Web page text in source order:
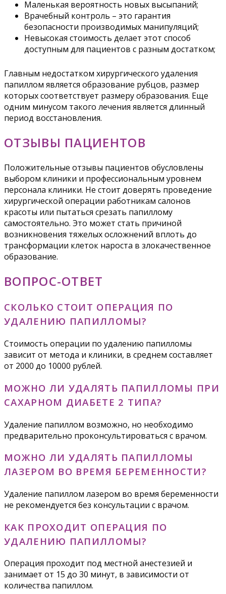
Маленькая вероятность новых высыпаний;
Врачебный контроль – это гарантия
безопасности производимых манипуляций;
Невысокая стоимость делает этот способ
доступным для пациентов с разным достатком;
Главным недостатком хирургического удаления
папиллом является образование рубцов, размер
которых соответствует размеру образования. Еще
одним минусом такого лечения является длинный
период восстановления.
ОТЗЫВЫ ПАЦИЕНТОВ
Положительные отзывы пациентов обусловлены
выбором клиники и профессиональным уровнем
персонала клиники. Не стоит доверять проведение
хирургической операции работникам салонов
красоты или пытаться срезать папиллому
самостоятельно. Это может стать причиной
возникновения тяжелых осложнений вплоть до
трансформации клеток нароста в злокачественное
образование.
ВОПРОС-ОТВЕТ
СКОЛЬКО СТОИТ ОПЕРАЦИЯ ПО
УДАЛЕНИЮ ПАПИЛЛОМЫ?
Стоимость операции по удалению папилломы
зависит от метода и клиники, в среднем составляет
от 2000 до 10000 рублей.
МОЖНО ЛИ УДАЛЯТЬ ПАПИЛЛОМЫ ПРИ
САХАРНОМ ДИАБЕТЕ 2 ТИПА?
Удаление папиллом возможно, но необходимо
предварительно проконсультироваться с врачом.
МОЖНО ЛИ УДАЛЯТЬ ПАПИЛЛОМЫ
ЛАЗЕРОМ ВО ВРЕМЯ БЕРЕМЕННОСТИ?
Удаление папиллом лазером во время беременности
не рекомендуется без консультации с врачом.
КАК ПРОХОДИТ ОПЕРАЦИЯ ПО
УДАЛЕНИЮ ПАПИЛЛОМЫ?
Операция проходит под местной анестезией и
занимает от 15 до 30 минут, в зависимости от
количества папиллом.